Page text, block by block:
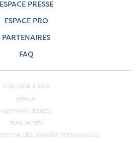
ESPACE PRESSE
ESPACE PRO
PARTENAIRES
FAQ
© LA LOIRE À VÉLO
APSULIS
MENTIONS LÉGALES
PLAN DU SITE
DES DONNÉES PERSONNELLES